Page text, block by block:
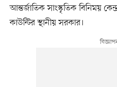
আন্তর্জাতিক সাংস্কৃতিক বিনিময়
কাউন্টির স্থানীয় সরকার।